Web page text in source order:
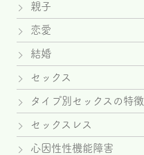
親子
恋愛
結婚
セックス
タイプ別セックスの特徴
セックスレス
心因性性機能障害